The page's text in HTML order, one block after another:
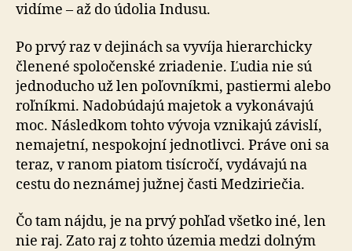
vidíme – až do údolia Indusu.
Po prvý raz v dejinách sa vyvíja hierarchicky
členené spoločenské zriadenie. Ľudia nie sú
jednoducho už len poľovníkmi, pastiermi alebo
roľníkmi. Nadobúdajú majetok a vykonávajú
moc. Následkom tohto vývoja vznikajú závislí,
nemajetní, nespokojní jednotlivci. Práve oni sa
teraz, v ranom piatom tisícročí, vydávajú na
cestu do neznámej južnej časti Medziriečia.
Čo tam nájdu, je na prvý pohľad všetko iné, len
nie raj. Zato raj z tohto územia medzi dolným